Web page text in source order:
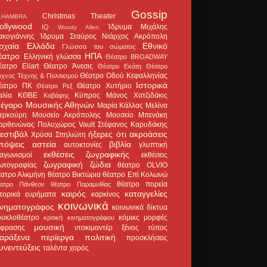
Christmas Theater Gossip
IQ Woody Allen
Ίδρυμα Μιχάλης
Ίδρυμα Σταύρος Νιάρχος Ακρόπολη
Ελλάδα Γλώσσα του σώματος
Εθνικό
Ελληνική γλώσσα ΗΠΑ Θέατρο BROADWAY
Eliart Θέατρο Άνεσις Θέατρο Εκάτη
Θέατρο
Τέχνης & Πολιτισμού Θέατρο Οδού Κεφαλληνίας
ΠΚ
Θέατρο Ρεξ Θέατρο Χυτήριο Ιστορικά
ΚΘΒΕ Καβάφης Κύπρος Μάνος Χατζιδάκις
Μουσικής Αθηνών Μαρία Κάλλας Μελίνα
Μουσείο Ακρόπολης
Μουσείο Μπενάκη
Πολυχώρος Vault Στέφανος Καρυδάκης
Χρύσα Σπηλιώτη ήξερες ότι ακροάσεις
αστεία αυτοκτονίες βιβλία
γλυπτική
εκθέσεις ζωγραφικής
εκθέσεις
ζωγραφική ζώδια
θέατρο OLVIO
Αλκμήνη θέατρο Βικτώρια θέατρο Επί Κολωνώ
Πάνθεον θέατρο Παραμυθίας
θέατρο πορεία
ευρήματα
καιρός καρκίνος
καταγγελίες
κοινωνικά κοινωνικά δίκτυα
κριτική κινηματογράφου κόμικς μορφές
μουσική ντοκιμαντέρ ξένος τύπος
περίεργα πολιτική προσκλήσεις
ταλέντα χορός